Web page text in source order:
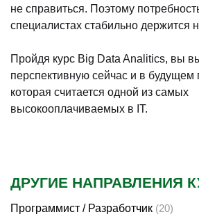
не справиться. Поэтому
специалистах стабильно держится
Пройдя курс Big Data Analitics, вы
перспективную сейчас и в
которая считается одной из самых
высокооплачиваемых в IT.
ДРУГИЕ НАПРАВЛЕНИЯ
Программист / Разработчик (20)